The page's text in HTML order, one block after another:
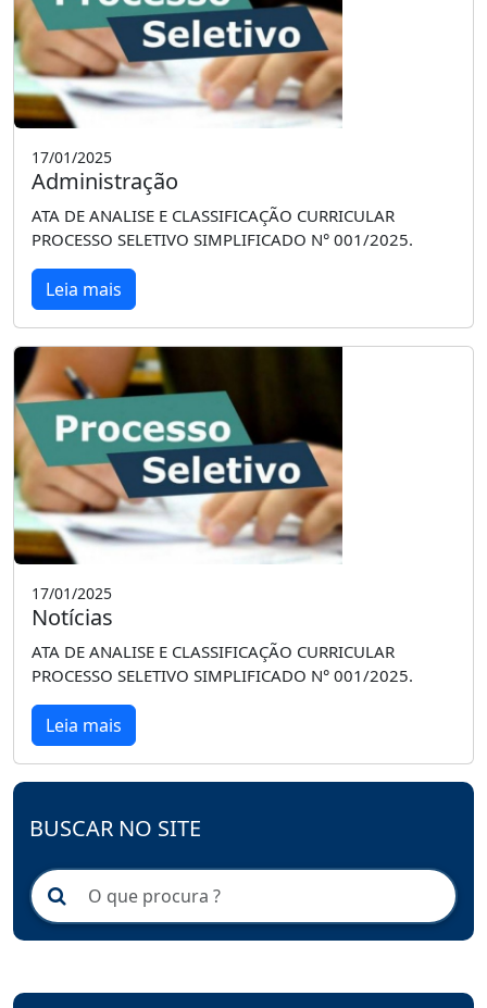
17/01/2025
Administração
ATA DE ANALISE E CLASSIFICAÇÃO CURRICULAR
PROCESSO SELETIVO SIMPLIFICADO N° 001/2025.
Leia mais
17/01/2025
Notícias
ATA DE ANALISE E CLASSIFICAÇÃO CURRICULAR
PROCESSO SELETIVO SIMPLIFICADO N° 001/2025.
Leia mais
BUSCAR NO SITE